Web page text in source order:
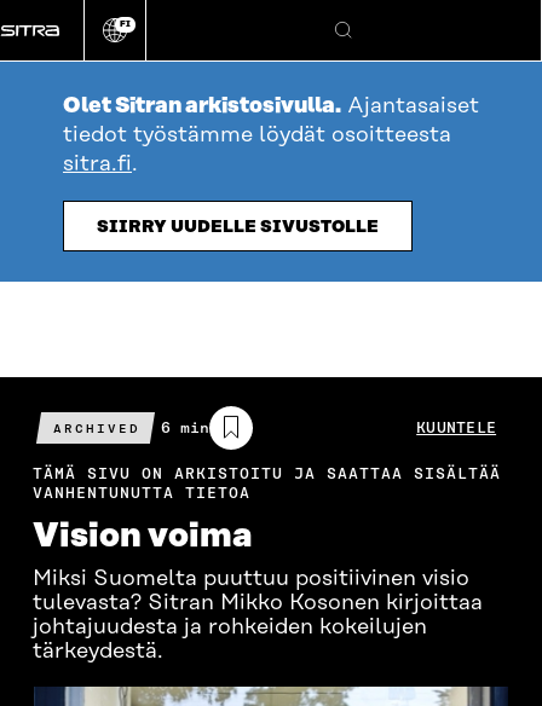
suoraan
sisältöön
Vaihda
kieli
FI
Hae
Olet Sitran arkistosivulla. Ajantasaiset
tiedot työstämme löydät osoitteesta
sitra.fi.
SIIRRY UUDELLE SIVUSTOLLE
ARCHIVED
Arvioitu
lukuaika
6 min KUUNTELE
TÄMÄ SIVU ON ARKISTOITU JA SAATTAA SISÄLTÄÄ
VANHENTUNUTTA TIETOA
Vision voima
Miksi Suomelta puuttuu positiivinen visio
tulevasta? Sitran Mikko Kosonen kirjoittaa
johtajuudesta ja rohkeiden kokeilujen
tärkeydestä.